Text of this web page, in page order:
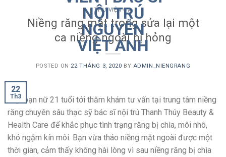
THƯ VIỆN CA
Niềng răng mặt trong sửa lại một
ca niềng ngoài bị hỏng
POSTED ON 22 THÁNG 3, 2020 BY ADMIN_NIENGRANG
22
Th3
Một bạn nữ 21 tuổi tới thăm khám tư vấn tại trung tâm niềng
răng chuyên sâu thạc sỹ bác sĩ nội trú Thanh Thúy Beauty &
Health Care để khắc phục tình trạng răng bị chìa, môi nhô,
khó ngậm kín môi. Bạn vừa tháo niềng mặt ngoài được một
thời gian, cảm thấy không hài lòng vì sau niềng răng bị chìa